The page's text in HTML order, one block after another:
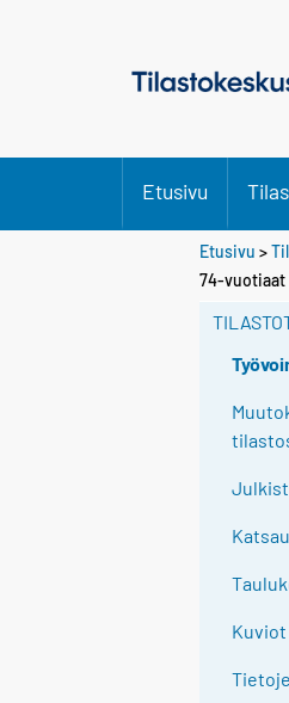
Etusivu
Etusivu >
74-vuotiaat
Kuviot